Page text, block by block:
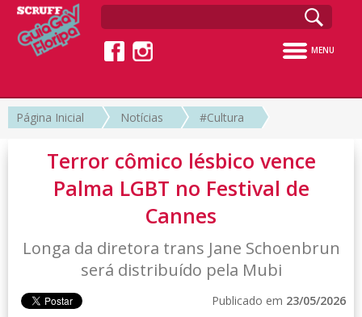
MENU
Página Inicial Notícias #Cultura
Terror cômico lésbico vence
Palma LGBT no Festival de
Cannes
Longa da diretora trans Jane Schoenbrun
será distribuído pela Mubi
Publicado em 23/05/2026